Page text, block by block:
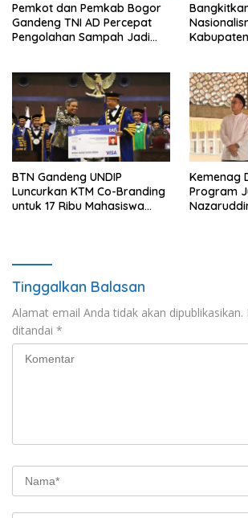
Pemkot dan Pemkab Bogor
Gandeng TNI AD Percepat
Pengolahan Sampah Jadi
BTN Gandeng UNDIP
Luncurkan KTM Co-Branding
untuk 17 Ribu Mahasiswa
Kemenag
Program
Tinggalkan Balasan
Alamat email Anda tidak akan dipublikasikan.
ditandai *